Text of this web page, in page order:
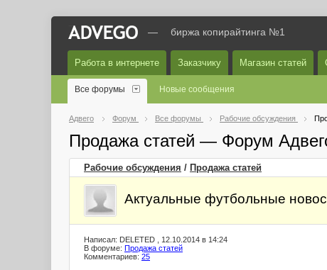
— биржа копирайтинга №1
Работа в интернете Заказчику Магазин статей
Все форумы Новые сообщения
Адвего Форум Все форумы Рабочие обсуждения
Продажа статей — Форум
Рабочие обсуждения / Продажа статей
Актуальные футбольные
Написал: DELETED , 12.10.2014 в 14:24
В форуме: Продажа статей
Комментариев: 25